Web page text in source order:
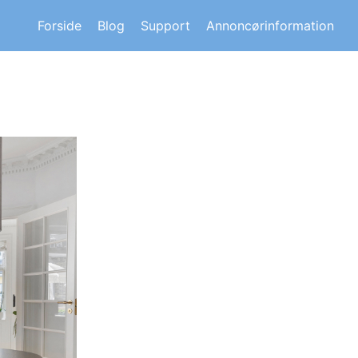
andre huskøberes oplevelser.
Forside Blog Support Annoncørinformation